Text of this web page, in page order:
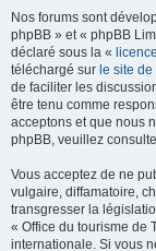
Nos forums sont
phpBB » et « phpBB
déclaré sous la «
téléchargé sur le site
de faciliter les
être tenu comme
acceptons et que nous
phpBB, veuillez
Vous acceptez de ne
vulgaire, diffamatoire,
transgresser la
« Office du tourisme de
internationale. Si vous